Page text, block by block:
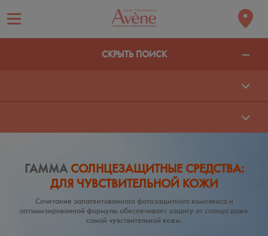
СКРЫТЬ ПОИСК
ГАММА СОЛНЦЕЗАЩИТНЫЕ СРЕДСТВА:
ДЛЯ ЧУВСТВИТЕЛЬНОЙ КОЖИ
Сочетание запатентованного фотозащитного комплекса и
оптимизированной формулы обеспечивает защиту от солнца даже
самой чувствительной кожи.